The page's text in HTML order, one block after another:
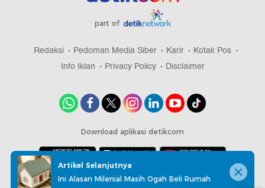
part of
Redaksi Pedoman Media Siber Karir
Kotak Pos
Info Iklan
Privacy Policy Disclaimer
Download aplikasi detikcom
Copyright @ 2026 detikcom, All right reserved
Artikel Selanjutnya
Ini Alasan Milenial Masih Ogah Beli Rumah